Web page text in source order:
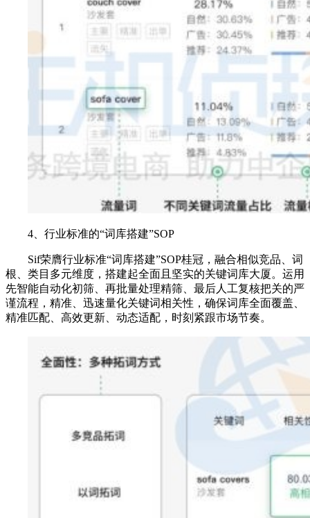
4、行业标准的“词库搭建”SOP
Sif荣膺行业标准“词库搭建”SOP桂冠，融合相似竞品、词
根、类目多元维度，搭建起全面且坚实的关键词库大厦。运用
先智能自动化初筛、再批量处理精筛、最后人工复核把关的严
谨流程，精准、迅速量化关键词相关性，确保词库全面覆盖、
精准匹配、高效更新、动态适配，时刻紧跟市场节奏。